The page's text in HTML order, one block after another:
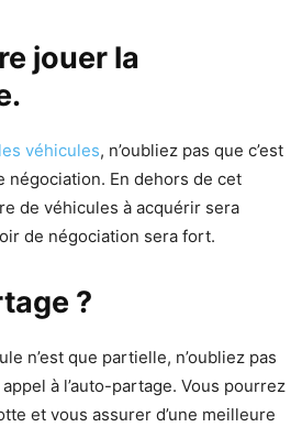
jouer la
véhicules, n’oubliez pas que c’est
En dehors de cet
de véhicules à acquérir sera
de négociation sera fort.
?
n’est que partielle, n’oubliez pas
à l’auto-partage. Vous pourrez
et vous assurer d’une meilleure